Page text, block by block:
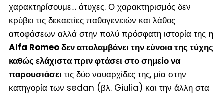
χαρακτηρίσουμε… άτυχες. Ο χαρακτηρισμός δεν
κρύβει τις δεκαετίες παθογενειών και λάθος
αποφάσεων αλλά στην πολύ πρόσφατη ιστορία της η
Alfa Romeo δεν απολαμβάνει την εύνοια της τύχης
καθώς ελάχιστα πριν φτάσει στο σημείο να
παρουσιάσει τις δύο ναυαρχίδες της, μία στην
κατηγορία των sedan (βλ. Giulia) και την άλλη στα